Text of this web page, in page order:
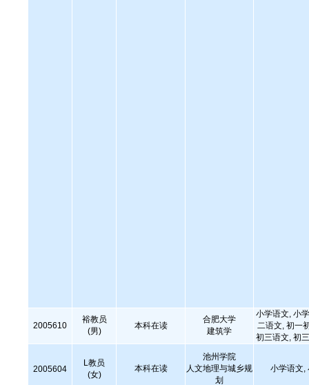
2005610
裕教员
(男)
本科在读
合肥大学
建筑学
小学语文, 小
二语文, 初一
初三语文, 初
2005604
L教员
(女)
本科在读
池州学院
人文地理与城乡规
划
小学语文,